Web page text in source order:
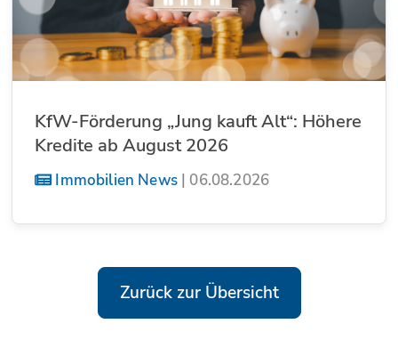
KfW-Förderung „Jung kauft Alt“: Höhere
Kredite ab August 2026
Immobilien News| 06.08.2026
Zurück zur Übersicht